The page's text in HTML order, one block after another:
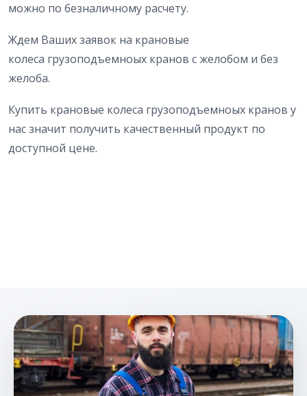
можно по безналичному расчету.
Ждем Ваших заявок на крановые
колеса грузоподъемноых кранов с желобом и без
желоба.
Купить крановые колеса грузоподъемноых кранов у
нас значит получить качественный продукт по
доступной цене.